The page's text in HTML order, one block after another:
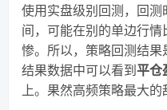
使用实盘级别回测，回
间，可能在别的单边行
惨。所以，策略回测结
结果数据中可以看到平仓
上。果然高频策略最大的